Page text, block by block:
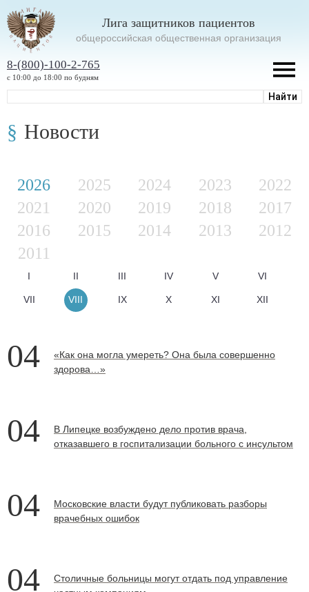
Лига защитников пациентов
oбщероссийская общественная организация
8-(800)-100-2-765
с 10:00 до 18:00 по будням
Новости
2026 2025 2024 2023
2022
2021
2020 2019 2018
2017
2016
2015 2014 2013
2012
2011
I II III IV V VI
VII VIII IX X XI XII
04
«Как она могла умереть? Она была совершенно
здорова…»
04
В Липецке возбуждено дело против врача,
отказавшего в госпитализации больного с инсультом
04
Московские власти будут публиковать разборы
врачебных ошибок
04
Столичные больницы могут отдать под управление